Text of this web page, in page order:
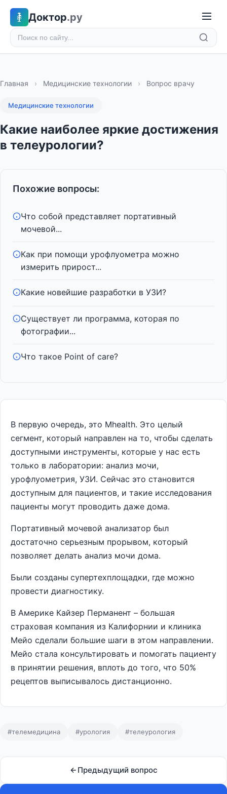
Доктор.ру
Главная › Медицинские технологии › Вопрос врачу
Медицинские технологии
Какие наиболее яркие достижения
в телеурологии?
Похожие вопросы:
Что собой представляет портативный
мочевой...
Как при помощи урофлуометра можно
измерить прирост...
Какие новейшие разработки в УЗИ?
Существует ли программа, которая по
фотографии...
Что такое Point of care?
В первую очередь, это Mhealth. Это целый
сегмент, который направлен на то, чтобы сделать
доступными инструменты, которые у нас есть
только в лаборатории: анализ мочи,
урофлуометрия, УЗИ. Сейчас это становится
доступным для пациентов, и такие исследования
пациенты могут проводить даже дома.
Портативный мочевой анализатор был
достаточно серьезным прорывом, который
позволяет делать анализ мочи дома.
Были созданы супертехплощадки, где можно
провести диагностику.
В Америке Кайзер Перманент – большая
страховая компания из Калифорнии и клиника
Мейо сделали большие шаги в этом направлении.
Мейо стала консультировать и помогать пациенту
в принятии решения, вплоть до того, что 50%
рецептов выписывалось дистанционно.
#телемедицина #урология #телеурология
Предыдущий вопрос